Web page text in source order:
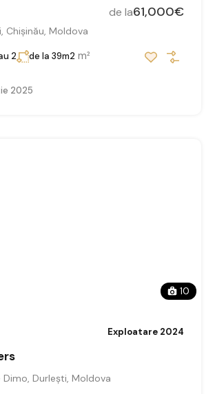
Chișinău, Moldova
de la61,000€
2 de la 39m2 m²
2025
10
Exploatare 2024
Dimo, Durleşti, Moldova